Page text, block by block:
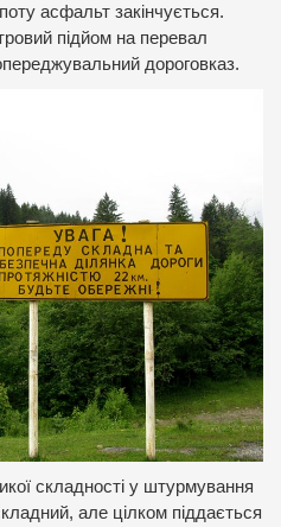
асфальт закінчується.
підйом на перевал
дороговказ.
складності у штурмування
але цілком піддається